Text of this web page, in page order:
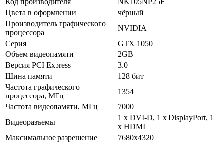
Цвета в оформлении
чёрный
Производитель графического
процессора
NVIDIA
Серия
GTX 1050
Объем видеопамяти
2GB
Версия PCI Express
3.0
Шина памяти
128 бит
Частота графического
процессора, МГц
1354
Частота видеопамяти, МГц
7000
Видеоразъемы
1 х DVI-D, 1 х DisplayPort, 1
х HDMI
Максимальное разрешение
7680х4320